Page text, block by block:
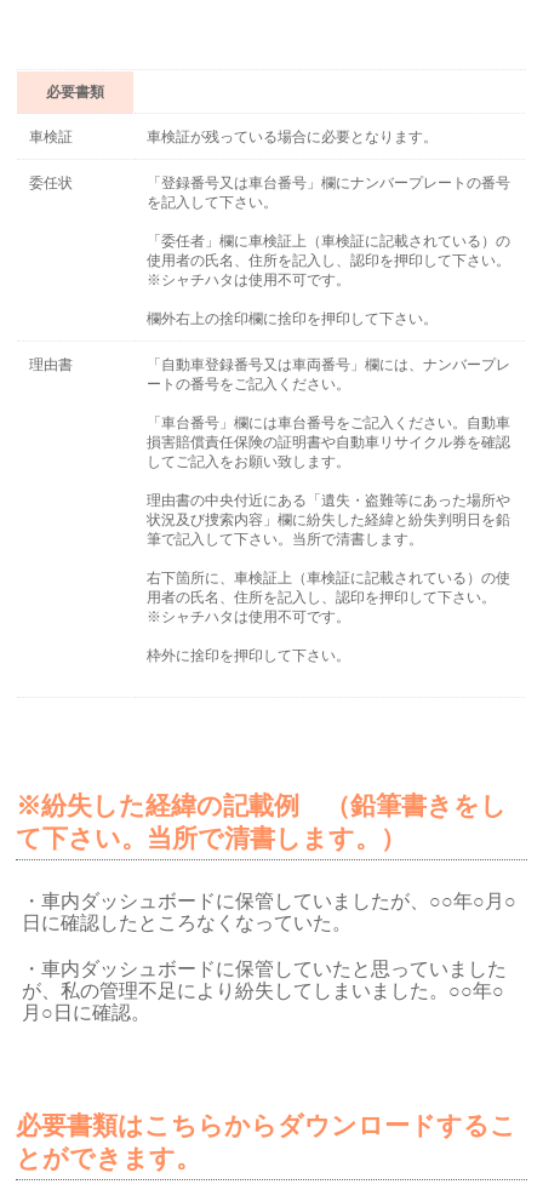
必要書類
車検証 車検証が残っている場合に必要となります。
委任状
「登録番号又は車台番号」欄にナンバープレートの番号
を記入して下さい。
「委任者」欄に車検証上（車検証に記載されている）の
使用者の氏名、住所を記入し、認印を押印して下さい。
※シャチハタは使用不可です。
欄外右上の捨印欄に捨印を押印して下さい。
理由書
「自動車登録番号又は車両番号」欄には、ナンバープレ
ートの番号をご記入ください。
「車台番号」欄には車台番号をご記入ください。自動車
損害賠償責任保険の証明書や自動車リサイクル券を確認
してご記入をお願い致します。
理由書の中央付近にある「遺失・盗難等にあった場所や
状況及び捜索内容」欄に紛失した経緯と紛失判明日を鉛
筆で記入して下さい。当所で清書します。
右下箇所に、車検証上（車検証に記載されている）の使
用者の氏名、住所を記入し、認印を押印して下さい。
※シャチハタは使用不可です。
枠外に捨印を押印して下さい。
※紛失した経緯の記載例 （鉛筆書きをし
て下さい。当所で清書します。）
・車内ダッシュボードに保管していましたが、○○年○月○
日に確認したところなくなっていた。
・車内ダッシュボードに保管していたと思っていました
が、私の管理不足により紛失してしまいました。○○年○
月○日に確認。
必要書類はこちらからダウンロードするこ
とができます。